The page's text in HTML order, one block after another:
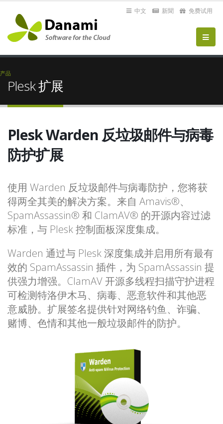
中文 新聞 免费试用
产品
Plesk 扩展
Plesk Warden 反垃圾邮件与病毒
防护扩展
使用 Warden 反垃圾邮件与病毒防护，您将获
得两全其美的解决方案。来自 Amavis®、
SpamAssassin® 和 ClamAV® 的开源内容过滤
标准，与 Plesk 控制面板深度集成。
Warden 通过与 Plesk 深度集成并启用所有最有
效的 SpamAssassin 插件，为 SpamAssassin 提
供强力增强。ClamAV 开源多线程扫描守护进程
可检测特洛伊木马、病毒、恶意软件和其他恶
意威胁。扩展签名提供针对网络钓鱼、诈骗、
赌博、色情和其他一般垃圾邮件的防护。